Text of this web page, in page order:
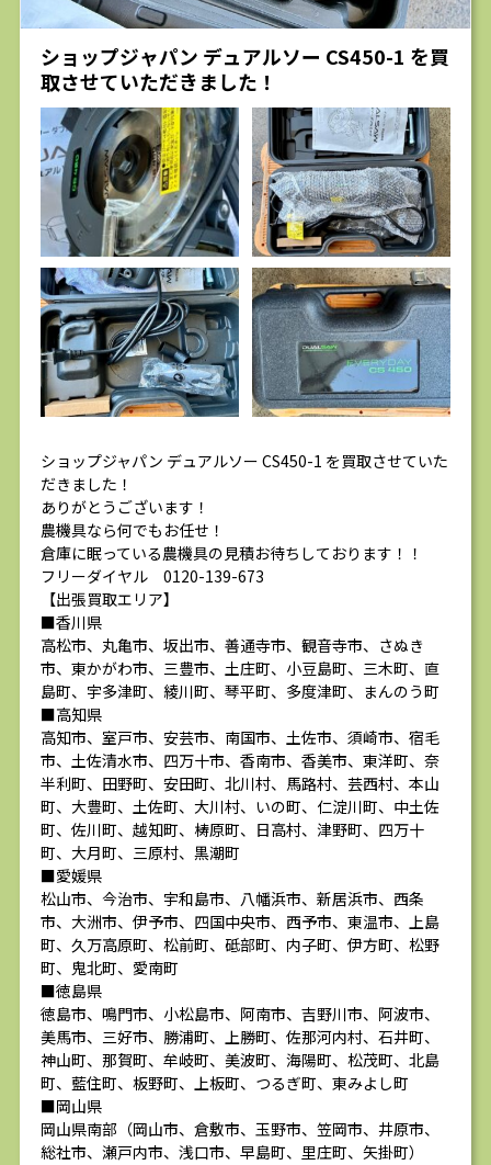
ショップジャパン デュアルソー CS450-1 を買
取させていただきました！
ショップジャパン デュアルソー CS450-1 を買取させていた
だきました！
ありがとうございます！
農機具なら何でもお任せ！
倉庫に眠っている農機具の見積お待ちしております！！
フリーダイヤル 0120-139-673
【出張買取エリア】
■香川県
高松市、丸亀市、坂出市、善通寺市、観音寺市、さぬき
市、東かがわ市、三豊市、土庄町、小豆島町、三木町、直
島町、宇多津町、綾川町、琴平町、多度津町、まんのう町
■高知県
高知市、室戸市、安芸市、南国市、土佐市、須崎市、宿毛
市、土佐清水市、四万十市、香南市、香美市、東洋町、奈
半利町、田野町、安田町、北川村、馬路村、芸西村、本山
町、大豊町、土佐町、大川村、いの町、仁淀川町、中土佐
町、佐川町、越知町、梼原町、日高村、津野町、四万十
町、大月町、三原村、黒潮町
■愛媛県
松山市、今治市、宇和島市、八幡浜市、新居浜市、西条
市、大洲市、伊予市、四国中央市、西予市、東温市、上島
町、久万高原町、松前町、砥部町、内子町、伊方町、松野
町、鬼北町、愛南町
■徳島県
徳島市、鳴門市、小松島市、阿南市、吉野川市、阿波市、
美馬市、三好市、勝浦町、上勝町、佐那河内村、石井町、
神山町、那賀町、牟岐町、美波町、海陽町、松茂町、北島
町、藍住町、板野町、上板町、つるぎ町、東みよし町
■岡山県
岡山県南部（岡山市、倉敷市、玉野市、笠岡市、井原市、
総社市、瀬戸内市、浅口市、早島町、里庄町、矢掛町）